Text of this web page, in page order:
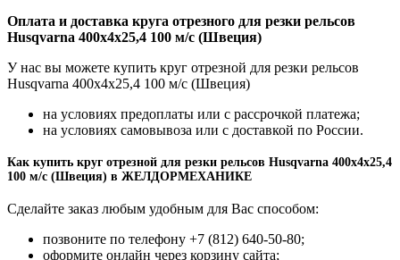
Оплата и доставка круга отрезного для резки рельсов
Husqvarna 400х4х25,4 100 м/с (Швеция)
У нас вы можете купить круг отрезной для резки рельсов
Husqvarna 400х4х25,4 100 м/с (Швеция)
на условиях предоплаты или с рассрочкой платежа;
на условиях самовывоза или с доставкой по России.
Как купить круг отрезной для резки рельсов Husqvarna 400х4х25,4
100 м/с (Швеция) в ЖЕЛДОРМЕХАНИКЕ
Сделайте заказ любым удобным для Вас способом:
позвоните по телефону +7 (812) 640-50-80;
оформите онлайн через корзину сайта;